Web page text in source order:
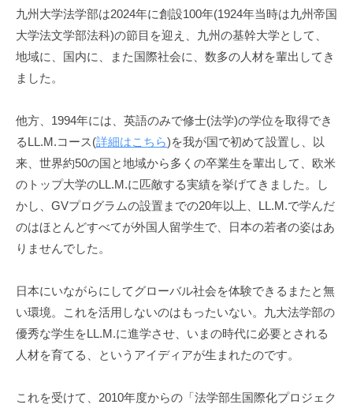
グ
ラ
ム
年
7
月
日
cmsadmin
九州大学法学部は2024年に創設100年(1924年当時は九州帝国
大学法文学部法科)の節目を迎え、九州の基幹大学として、
地域に、国内に、また国際社会に、数多の人材を輩出してき
ました。
他方、1994年には、英語のみで修士(法学)の学位を取得でき
るLL.M.コース(詳細はこちら)を我が国で初めて設置し、以
来、世界約50の国と地域から多くの卒業生を輩出して、欧米
のトップ大学のLL.M.に匹敵する実績を挙げてきました。し
かし、GVプログラムの設置までの20年以上、LL.M.で学んだ
のはほとんどすべてが外国人留学生で、日本の若者の姿はあ
りませんでした。
日本にいながらにしてグローバル社会を体験できるまたと無
い環境。これを活用しないのはもったいない。九大法学部の
優秀な学生をLL.M.に進学させ、いまの時代に必要とされる
人材を育てる、というアイディアが生まれたのです。
これを受けて、2010年度からの「法学部生国際化プロジェク